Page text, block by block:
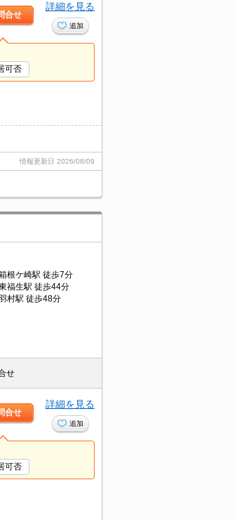
合せ
詳細を見る
追加
可否
情報更新日 2026/08/09
根ケ崎駅 徒歩7分
福生駅 徒歩44分
村駅 徒歩48分
せ
合せ
詳細を見る
追加
可否